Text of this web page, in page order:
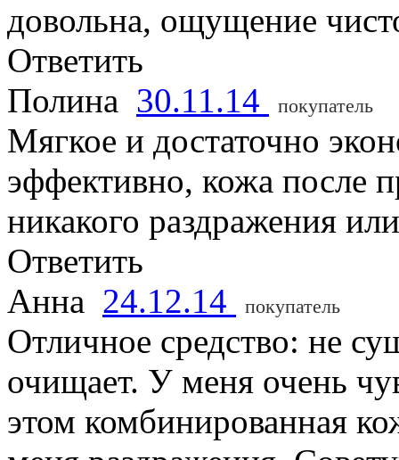
довольна, ощущение
Ответить
Полина 30.11.14 покупатель
Мягкое и достаточно
эффективно, кожа после
никакого раздражения
Ответить
Анна 24.12.14 покупатель
Отличное средство: не
очищает. У меня очень
этом комбинированная